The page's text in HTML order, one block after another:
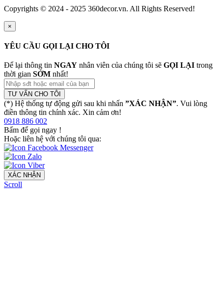
Copyrights © 2024 - 2025 360decor.vn. All Rights Reserved!
×
YÊU CẦU GỌI LẠI CHO TÔI
Để lại thông tin NGAY nhân viên của chúng tôi sẽ GỌI LẠI trong
thời gian SỚM nhất!
TƯ VẤN CHO TÔI
(*) Hệ thống tự động gửi sau khi nhấn ”XÁC NHẬN”. Vui lòng
điền thông tin chính xác. Xin cảm ơn!
0918 886 002
Bấm để gọi ngay !
Hoặc liên hệ với chúng tôi qua:
XÁC NHẬN
Scroll